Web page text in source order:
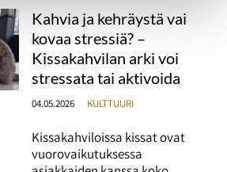
Kahvia ja kehräystä vai
kovaa stressiä? –
Kissakahvilan arki voi
stressata tai aktivoida
04.05.2026 KULTTUURI
Kissakahviloissa kissat ovat
vuorovaikutuksessa